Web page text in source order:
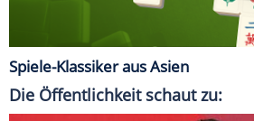
Spiele-Klassiker aus Asien
Die Öffentlichkeit schaut zu: